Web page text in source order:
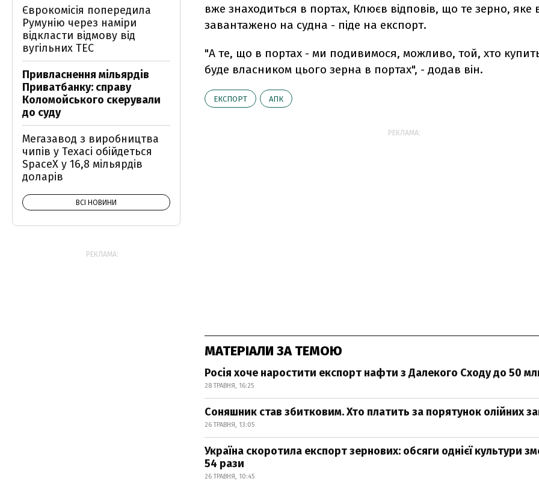
вже знаходиться в портах, Клюєв відповів, що те зерно, яке
завантажено на судна - піде на експорт.
"А те, що в портах - ми подивимося, можливо, той, хто купить
буде власником цього зерна в портах", - додав він.
ЕКСПОРТ АПК
РЕКЛАМА:
МАТЕРІАЛИ ЗА ТЕМОЮ
Росія хоче наростити експорт нафти з Далекого Сходу до 50
28 ТРАВНЯ, 16:25
Соняшник став збитковим. Хто платить за порятунок олійних
26 ТРАВНЯ, 13:05
Україна скоротила експорт зернових: обсяги однієї культури
54 рази
26 ТРАВНЯ, 10:45
Єврокомісія попередила
Румунію через наміри
відкласти відмову від
вугільних ТЕС
Привласнення мільярдів
Приватбанку: справу
Коломойського скерували
до суду
Мегазавод з виробництва
чипів у Техасі обійдеться
SpaceX у 16,8 мільярдів
доларів
ВСІ НОВИНИ
РЕКЛАМА: